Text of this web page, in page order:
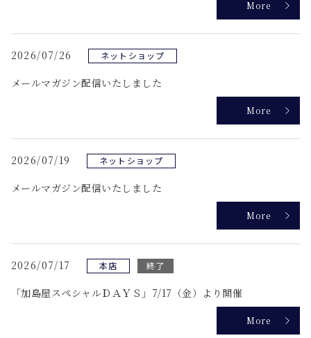
More
2026/07/26 ネットショップ
メールマガジン配信いたしました
More
2026/07/19 ネットショップ
メールマガジン配信いたしました
More
2026/07/17 本店 終了
「加島屋スペシャルＤＡＹＳ」7/17（金）より開催
More